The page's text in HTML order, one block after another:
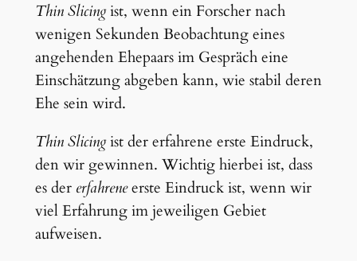
Thin Slicingist, wenn ein Forscher nach
wenigen Sekunden Beobachtung eines
angehenden Ehepaars im Gespräch eine
Einschätzung abgeben kann, wie stabil deren
Ehe sein wird.
Thin Slicingist der erfahrene erste Eindruck,
den wir gewinnen. Wichtig hierbei ist, dass
es der erfahreneerste Eindruck ist, wenn wir
viel Erfahrung im jeweiligen Gebiet
aufweisen.